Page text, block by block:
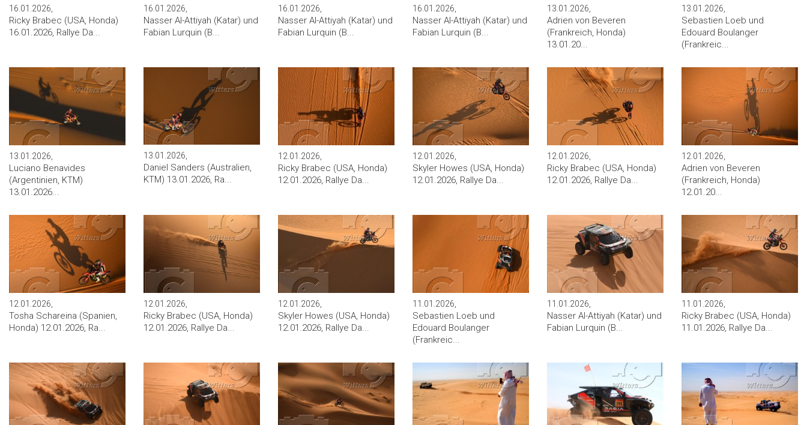
16.01.2026,
Ricky Brabec (USA, Honda)
16.01.2026, Rallye Da...
16.01.2026,
Nasser Al-Attiyah (Katar) und
Fabian Lurquin (B...
16.01.2026,
Nasser Al-Attiyah (Katar) und
Fabian Lurquin (B...
16.01.2026,
Nasser Al-Attiyah (Katar) und
Fabian Lurquin (B...
13.01.2026,
Adrien von Beveren
(Frankreich, Honda)
13.01.20...
13.01.2026,
Sebastien Loeb und
Edouard Boulanger
(Frankreic...
13.01.2026,
Luciano Benavides
(Argentinien, KTM)
13.01.2026...
13.01.2026,
Daniel Sanders (Australien,
KTM) 13.01.2026, Ra...
12.01.2026,
Ricky Brabec (USA, Honda)
12.01.2026, Rallye Da...
12.01.2026,
Skyler Howes (USA, Honda)
12.01.2026, Rallye Da...
12.01.2026,
Ricky Brabec (USA, Honda)
12.01.2026, Rallye Da...
12.01.2026,
Adrien von Beveren
(Frankreich, Honda)
12.01.20...
12.01.2026,
Tosha Schareina (Spanien,
Honda) 12.01.2026, Ra...
12.01.2026,
Ricky Brabec (USA, Honda)
12.01.2026, Rallye Da...
12.01.2026,
Skyler Howes (USA, Honda)
12.01.2026, Rallye Da...
11.01.2026,
Sebastien Loeb und
Edouard Boulanger
(Frankreic...
11.01.2026,
Nasser Al-Attiyah (Katar) und
Fabian Lurquin (B...
11.01.2026,
Ricky Brabec (USA, Honda)
11.01.2026, Rallye Da...